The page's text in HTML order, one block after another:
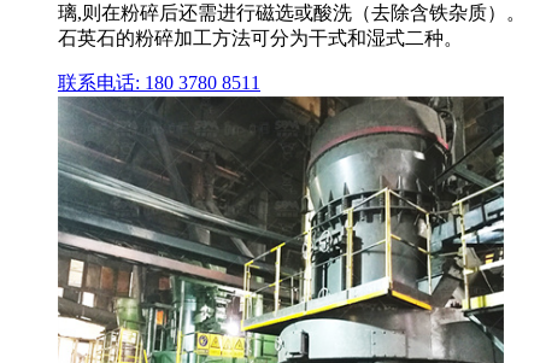
璃,则在粉碎后还需进行磁选或酸洗（去除含铁杂质）。
石英石的粉碎加工方法可分为干式和湿式二种。
联系电话: 180 3780 8511